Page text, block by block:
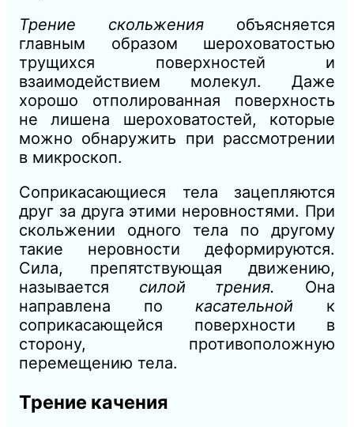
Трение скольжения объясняется
главным образом шероховатостью
трущихся поверхностей и
взаимодействием молекул. Даже
хорошо отполированная поверхность
не лишена шероховатостей, которые
можно обнаружить при рассмотрении
в микроскоп.
Соприкасающиеся тела зацепляются
друг за друга этими неровностями. При
скольжении одного тела по другому
такие неровности деформируются.
Сила, препятствующая движению,
называется силой трения. Она
направлена покасательной к
соприкасающейся поверхности в
сторону, противоположную
перемещению тела.
Трение качения